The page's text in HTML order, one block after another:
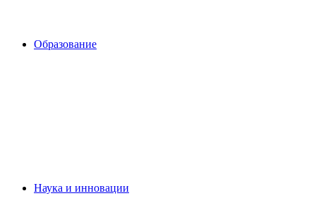
Образование
Наука и инновации